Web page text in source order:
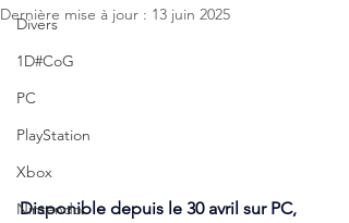
Divers
1D#CoG
PC
PlayStation
Xbox
Nintendo
Dernière mise à jour : 13 juin 2025
Disponible depuis le 30 avril sur PC,